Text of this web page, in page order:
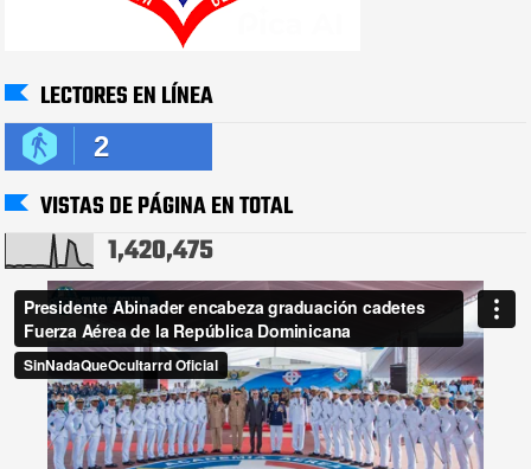
LECTORES EN LÍNEA
2
VISTAS DE PÁGINA EN TOTAL
1,420,475